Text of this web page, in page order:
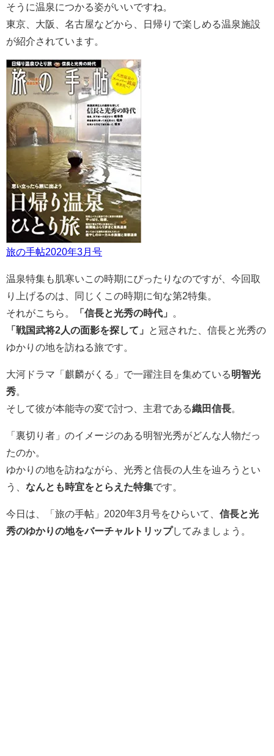
そうに温泉につかる姿がいいですね。
東京、大阪、名古屋などから、日帰りで楽しめる温泉施設
が紹介されています。
旅の手帖2020年3月号
温泉特集も肌寒いこの時期にぴったりなのですが、今回取
り上げるのは、同じくこの時期に旬な第2特集。
それがこちら。
「信長と光秀の時代」
。
「戦国武将2人の面影を探して」
と冠された、信長と光秀の
ゆかりの地を訪ねる旅です。
大河ドラマ「麒麟がくる」で一躍注目を集めている明智光
秀。
そして彼が本能寺の変で討つ、主君である織田信長。
「裏切り者」のイメージのある明智光秀がどんな人物だっ
たのか。
ゆかりの地を訪ねながら、光秀と信長の人生を辿ろうとい
う、 なんとも時宜をとらえた特集です。
今日は、「旅の手帖」2020年3月号をひらいて、 信長と光
秀のゆかりの地をバーチャルトリップしてみましょう。